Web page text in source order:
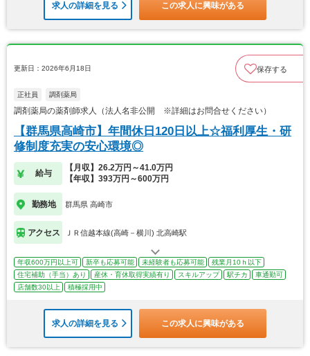
求人の詳細を見る この求人に興味がある
更新日：2026年6月18日 保存する
正社員 調剤薬局
調剤薬局の薬剤師求人（法人名非公開 ※詳細はお問合せください）
【群馬県高崎市】年間休日120日以上☆福利厚生・研
修制度充実の安心環境◎
給与
【月収】26.2万円～41.0万円
【年収】393万円～600万円
勤務地 群馬県 高崎市
アクセス ＪＲ信越本線(高崎－横川) 北高崎駅
年収600万円以上可 新卒も応募可能 未経験者も応募可能
残業月10ｈ以下
住宅補助（手当）あり
産休・育休取得実績有り スキルアップ 駅チカ
車通勤可
店舗数30以上
積極採用中
求人の詳細を見る この求人に興味がある